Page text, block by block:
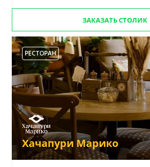
ЗАКАЗАТЬ СТОЛИК
РЕСТОРАН
Хачапури Марико